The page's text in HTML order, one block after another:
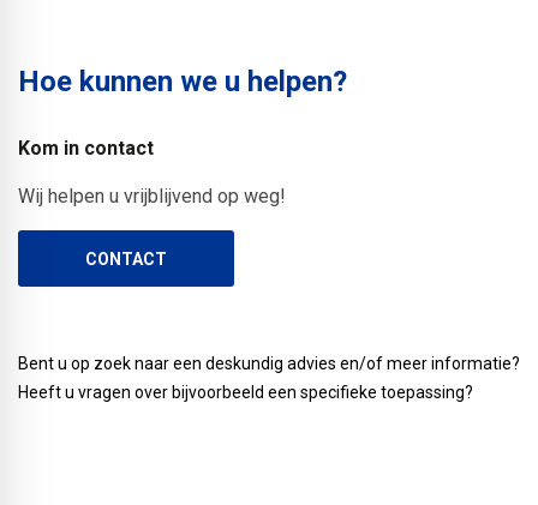
Hoe kunnen we u helpen?
Kom in contact
Wij helpen u vrijblijvend op weg!
CONTACT
Bent u op zoek naar een deskundig advies en/of meer informatie?
Heeft u vragen over bijvoorbeeld een specifieke toepassing?